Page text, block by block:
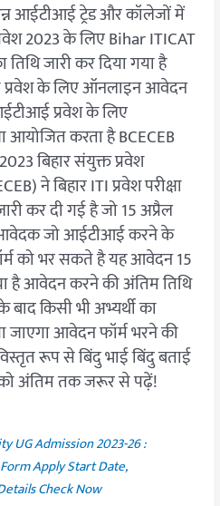
आईटीआई ट्रेड और कॉलेजों में
2023 के लिए Bihar ITICAT
जारी कर दिया गया है
के लिए ऑनलाइन आवेदन
प्रवेश के लिए
आयोजित करता है BCECEB
बिहार संयुक्त प्रवेश
ने बिहार ITI प्रवेश परीक्षा
कर दी गई है जो 15 अप्रैल
आवेदक जो आईटीआई करने के
को भर सकते है यह आवेदन 15
है आवेदन करने की अंतिम तिथि
किसी भी अभ्यर्थी का
जाएगा आवेदन फॉर्म भरने की
रूप से बिंदु भाई बिंदु बताई
अंतिम तक जरूर से पढ़ें!
UG Admission 2023-26 :
Apply Start Date,
Check Now